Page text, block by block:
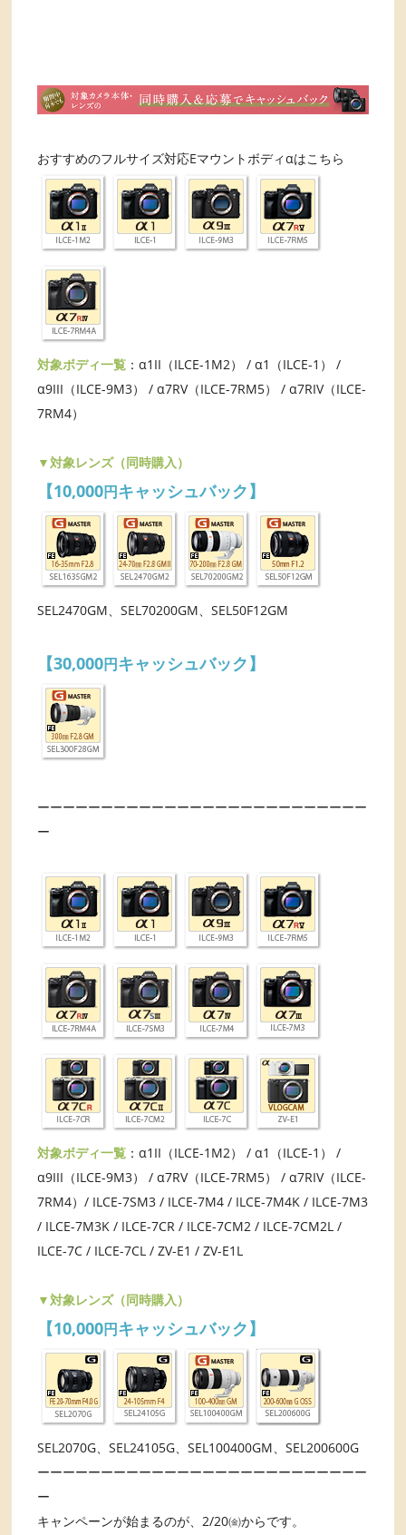
おすすめのフルサイズ対応Eマウントボディαはこちら
対象ボディ一覧 ：α1II（ILCE-1M2） / α1（ILCE-1） /
α9III（ILCE-9M3） / α7RV（ILCE-7RM5） / α7RIV（ILCE-
7RM4）
▼対象レンズ（同時購入）
【10,000円キャッシュバック】
SEL2470GM、SEL70200GM、SEL50F12GM
【30,000円キャッシュバック】
ーーーーーーーーーーーーーーーーーーーーーーーーーー
ー
対象ボディ一覧 ：α1II（ILCE-1M2） / α1（ILCE-1） /
α9III（ILCE-9M3） / α7RV（ILCE-7RM5） / α7RIV（ILCE-
7RM4）/ ILCE-7SM3 / ILCE-7M4 / ILCE-7M4K / ILCE-7M3
/ ILCE-7M3K / ILCE-7CR / ILCE-7CM2 / ILCE-7CM2L /
ILCE-7C / ILCE-7CL / ZV-E1 / ZV-E1L
▼対象レンズ（同時購入）
【10,000円キャッシュバック】
SEL2070G、SEL24105G、SEL100400GM、SEL200600G
ーーーーーーーーーーーーーーーーーーーーーーーーーー
ー
キャンペーンが始まるのが、2/20㈮からです。